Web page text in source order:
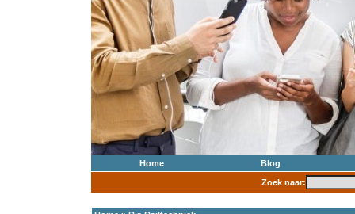
Home
Blog
Zoek naar: